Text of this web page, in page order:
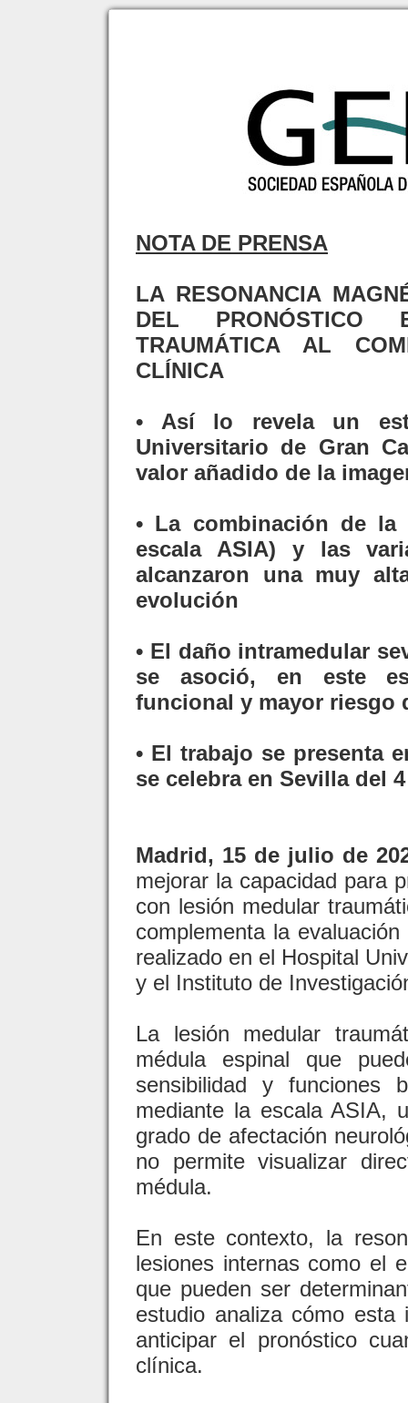
NOTA DE PRENSA
LA RESONANCIA
DEL
TRAUMÁTICA AL
CLÍNICA
• Así lo revela un
Universitario de Gran
valor añadido de la
• La combinación de la
escala ASIA) y las
alcanzaron una muy
evolución
• El daño intramedular
se asoció, en este
funcional y mayor riesgo
• El trabajo se presenta
se celebra en Sevilla del
Madrid, 15 de julio de
mejorar la capacidad para
con lesión medular
complementa la
realizado en el Hospital
y el Instituto de
La lesión medular
médula espinal que
sensibilidad y funciones
mediante la escala ASIA,
grado de afectación
no permite visualizar
médula.
En este contexto, la
lesiones internas como el
que pueden ser
estudio analiza cómo esta
anticipar el pronóstico
clínica.